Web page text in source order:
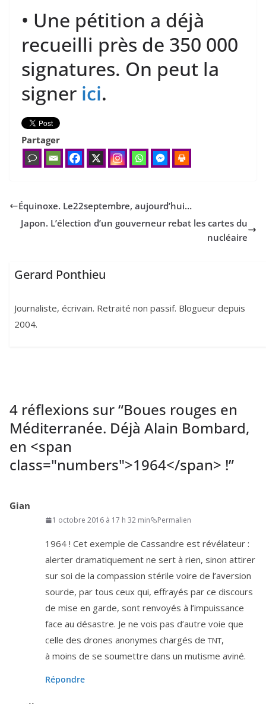
• Une pétition a déjà
recueilli près de 350 000
signatures. On peut la
signer ici.
Partager
Équinoxe. Le22septembre, aujourd’hui…
Japon. L’élection d’un gouverneur rebat les cartes du
nucléaire
Gerard Ponthieu
Journaliste, écrivain. Retraité non passif. Blogueur depuis
2004.
4 réflexions sur “Boues rouges en
Méditerranée. Déjà Alain Bombard,
en <span
class="numbers">1964</span> !”
Gian
1 octobre 2016 à 17 h 32 min Permalien
1964 ! Cet exemple de Cassandre est révé­la­teur :
aler­ter dra­ma­ti­que­ment ne sert à rien, sinon atti­rer
sur soi de la com­pas­sion sté­rile voire de l’a­ver­sion
sourde, par tous ceux qui, effrayés par ce dis­cours
de mise en garde, sont ren­voyés à l’im­puis­sance
face au désastre. Je ne vois pas d’autre voie que
celle des drones ano­nymes char­gés deTNT,
à moins de se sou­mettre dans un mutisme aviné.
Répondre